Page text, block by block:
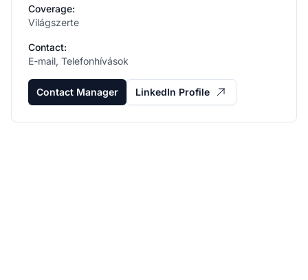
Coverage:
Világszerte
Contact:
E-mail, Telefonhívások
Contact Manager LinkedIn Profile